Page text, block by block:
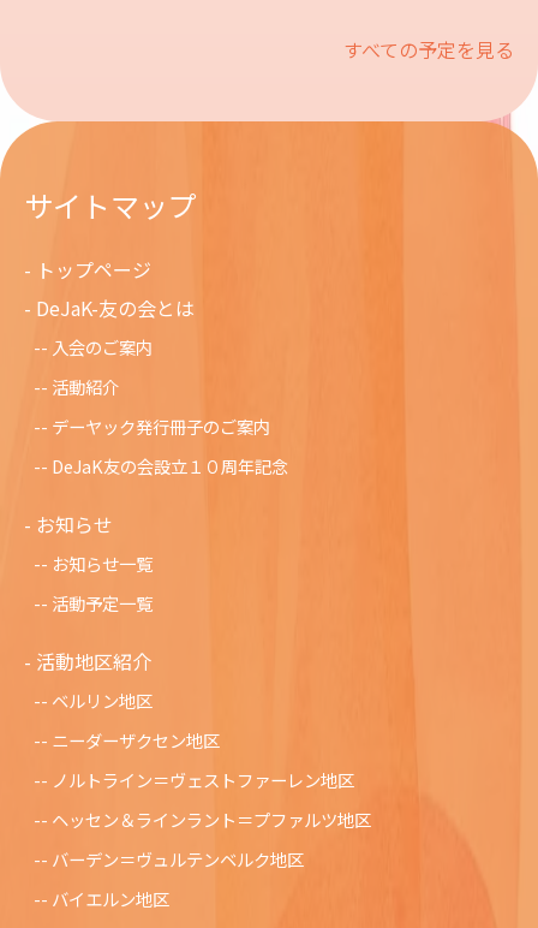
すべての予定を見る
サイトマップ
トップページ
DeJaK-友の会とは
入会のご案内
活動紹介
デーヤック発行冊子のご案内
DeJaK友の会設立１０周年記念
お知らせ
お知らせ一覧
活動予定一覧
活動地区紹介
ベルリン地区
ニーダーザクセン地区
ノルトライン＝ヴェストファーレン地区
ヘッセン＆ラインラント＝プファルツ地区
バーデン＝ヴュルテンベルク地区
バイエルン地区